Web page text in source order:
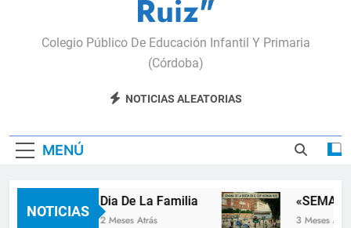
«SEMANA DE LA RUEDA»
Apadrinamiento Lector 2026
Ruiz"
Colegio Público De Educación Infantil Y Primaria
(Córdoba)
NOTICIAS ALEATORIAS
MENÚ
NOTICIAS
Dia De La Familia
2 Meses Atrás 3 Meses Atrás